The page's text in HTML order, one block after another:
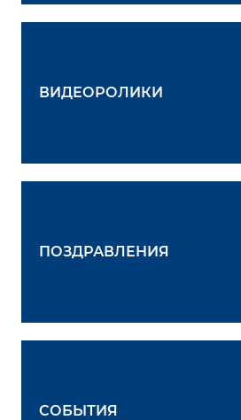
ВИДЕОРОЛИКИ
ПОЗДРАВЛЕНИЯ
СОБЫТИЯ